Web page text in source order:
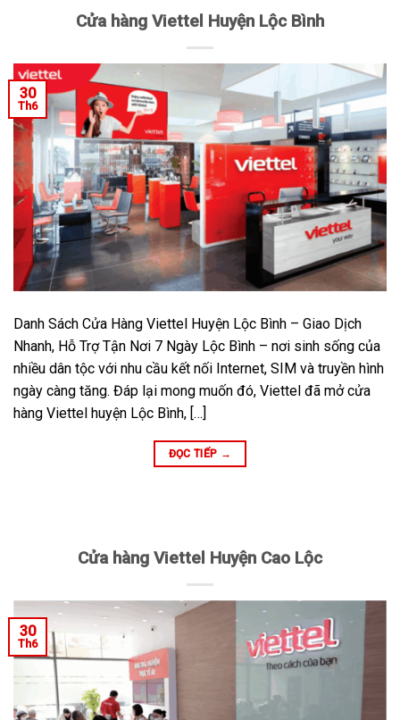
Cửa hàng Viettel Huyện Lộc Bình
30
Th6
Danh Sách Cửa Hàng Viettel Huyện Lộc Bình – Giao Dịch
Nhanh, Hỗ Trợ Tận Nơi 7 Ngày Lộc Bình – nơi sinh sống của
nhiều dân tộc với nhu cầu kết nối Internet, SIM và truyền hình
ngày càng tăng. Đáp lại mong muốn đó, Viettel đã mở cửa
hàng Viettel huyện Lộc Bình, […]
ĐỌC TIẾP →
Cửa hàng Viettel Huyện Cao Lộc
30
Th6